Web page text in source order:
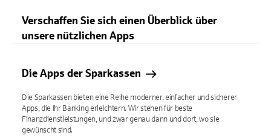
Verschaffen Sie sich einen Überblick über
unsere nützlichen Apps
Die Apps der Sparkassen
Die Sparkassen bieten eine Reihe moderner, einfacher und sicherer
Apps, die Ihr Banking erleichtern. Wir stehen für beste
Finanzdienstleistungen, und zwar genau dann und dort, wo sie
gewünscht sind.